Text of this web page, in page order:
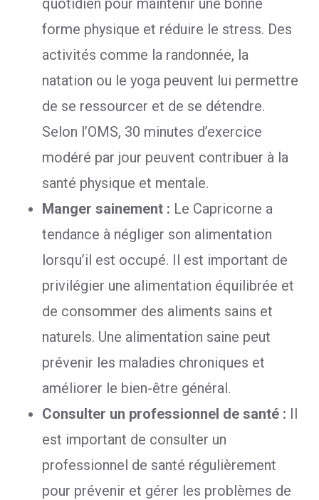
quotidien pour maintenir une bonne
forme physique et réduire le stress. Des
activités comme la randonnée, la
natation ou le yoga peuvent lui permettre
de se ressourcer et de se détendre.
Selon l’OMS, 30 minutes d’exercice
modéré par jour peuvent contribuer à la
santé physique et mentale.
Manger sainement : Le Capricorne a
tendance à négliger son alimentation
lorsqu’il est occupé. Il est important de
privilégier une alimentation équilibrée et
de consommer des aliments sains et
naturels. Une alimentation saine peut
prévenir les maladies chroniques et
améliorer le bien-être général.
Consulter un professionnel de santé : Il
est important de consulter un
professionnel de santé régulièrement
pour prévenir et gérer les problèmes de